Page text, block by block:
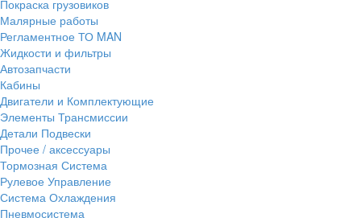
Покраска грузовиков
Малярные работы
Регламентное ТО MAN
Жидкости и фильтры
Автозапчасти
Кабины
Двигатели и Комплектующие
Элементы Трансмиссии
Детали Подвески
Прочее / аксессуары
Тормозная Система
Рулевое Управление
Система Охлаждения
Пневмосистема